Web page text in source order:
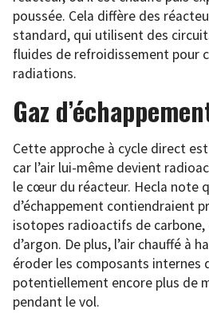
poussée. Cela diffère des
standard, qui utilisent des
fluides de refroidissement pour
radiations.
Gaz
Cette approche à cycle direct
car l’air lui-même devient
le cœur du réacteur. Hecla note
d’échappement contiendraient
isotopes radioactifs de
d’argon. De plus, l’air chauffé à
éroder les composants internes
potentiellement encore plus de
pendant le vol.